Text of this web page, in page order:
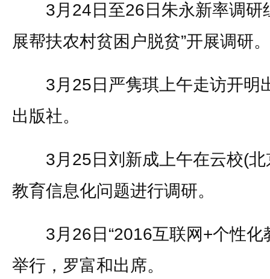
3月24日至26日朱永新率调研
展帮扶农村贫困户脱贫”开展调研。
3月25日严隽琪上午走访开明
出版社。
3月25日刘新成上午在云校(北
教育信息化问题进行调研。
3月26日“2016互联网+个性化
举行，罗富和出席。